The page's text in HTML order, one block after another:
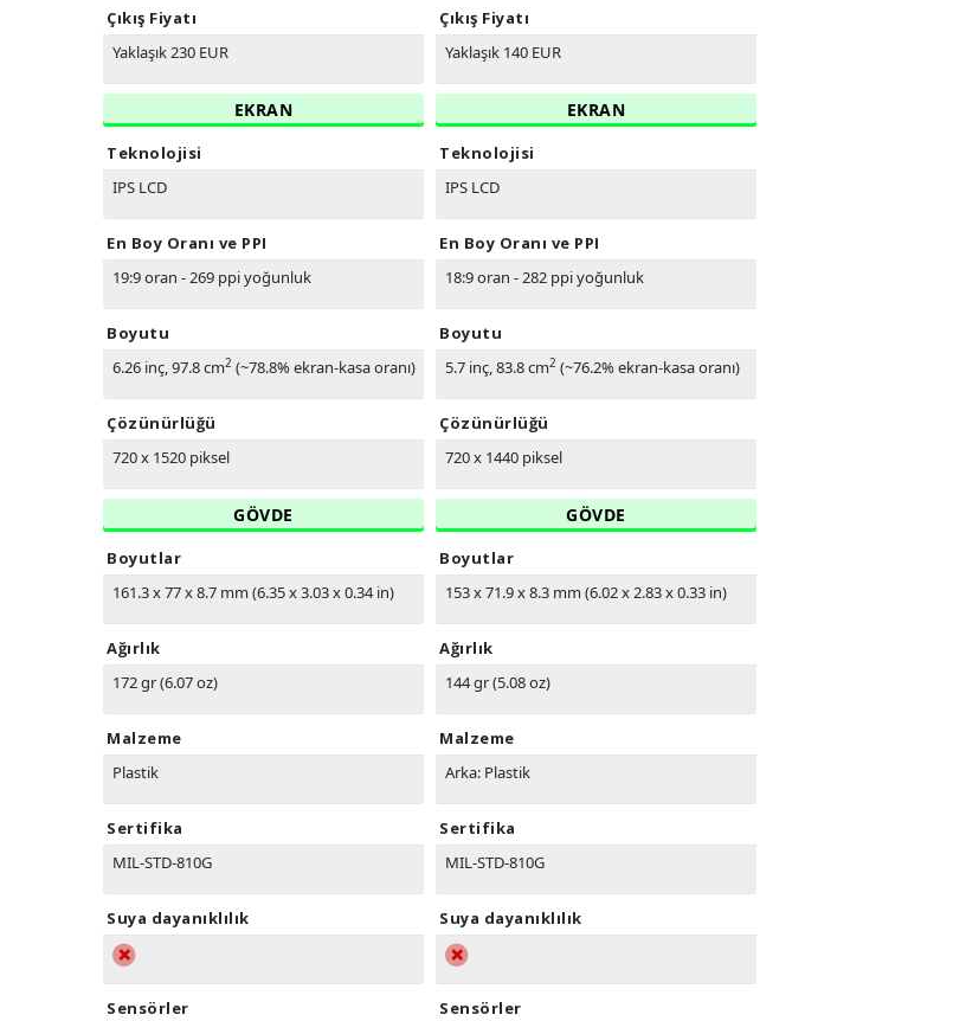
Çıkış Fiyatı
Yaklaşık 230 EUR
EKRAN
Teknolojisi
IPS LCD
En Boy Oranı ve PPI
19:9 oran - 269 ppi yoğunluk
Boyutu
6.26 inç, 97.8 cm2 (~78.8% ekran-kasa oranı)
Çözünürlüğü
720 x 1520 piksel
GÖVDE
Boyutlar
161.3 x 77 x 8.7 mm (6.35 x 3.03 x 0.34 in)
Ağırlık
172 gr (6.07 oz)
Malzeme
Plastik
Sertifika
MIL-STD-810G
Suya dayanıklılık
Sensörler
Çıkış Fiyatı
Yaklaşık 140 EUR
EKRAN
Teknolojisi
IPS LCD
En Boy Oranı ve PPI
18:9 oran - 282 ppi yoğunluk
Boyutu
5.7 inç, 83.8 cm2 (~76.2% ekran-kasa oranı)
Çözünürlüğü
720 x 1440 piksel
GÖVDE
Boyutlar
153 x 71.9 x 8.3 mm (6.02 x 2.83 x 0.33 in)
Ağırlık
144 gr (5.08 oz)
Malzeme
Arka: Plastik
Sertifika
MIL-STD-810G
Suya dayanıklılık
Sensörler